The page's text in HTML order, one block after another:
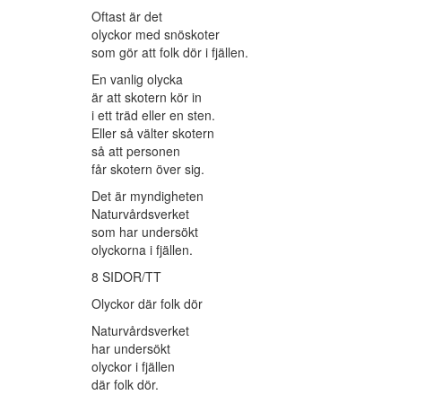
Oftast är det
olyckor med snöskoter
som gör att folk dör i fjällen.
En vanlig olycka
är att skotern kör in
i ett träd eller en sten.
Eller så välter skotern
så att personen
får skotern över sig.
Det är myndigheten
Naturvårdsverket
som har undersökt
olyckorna i fjällen.
8 SIDOR/TT
Olyckor där folk dör
Naturvårdsverket
har undersökt
olyckor i fjällen
där folk dör.